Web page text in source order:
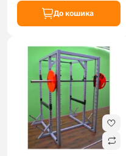
До кошика